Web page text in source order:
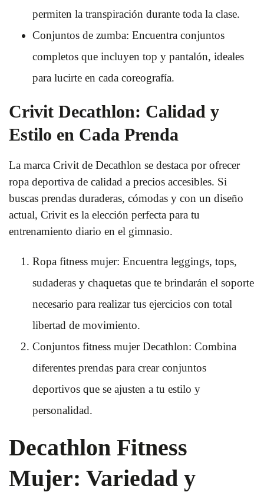
permiten la transpiración durante toda la clase.
Conjuntos de zumba: Encuentra conjuntos
completos que incluyen top y pantalón, ideales
para lucirte en cada coreografía.
Crivit Decathlon: Calidad y
Estilo en Cada Prenda
La marca Crivit de Decathlon se destaca por ofrecer
ropa deportiva de calidad a precios accesibles. Si
buscas prendas duraderas, cómodas y con un diseño
actual, Crivit es la elección perfecta para tu
entrenamiento diario en el gimnasio.
Ropa fitness mujer: Encuentra leggings, tops,
sudaderas y chaquetas que te brindarán el soporte
necesario para realizar tus ejercicios con total
libertad de movimiento.
Conjuntos fitness mujer Decathlon: Combina
diferentes prendas para crear conjuntos
deportivos que se ajusten a tu estilo y
personalidad.
Decathlon Fitness
Mujer: Variedad y